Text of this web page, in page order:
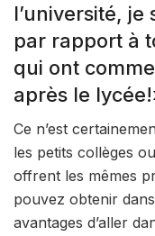
l’université,
par rapport à
qui ont
après le
Ce n’est
les petits collèges
offrent les mêmes
pouvez obtenir
avantages d’aller